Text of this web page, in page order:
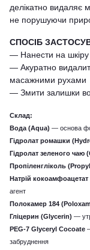
делікатно видаляє
не порушуючи
СПОСІБ
— Нанести на шкіру
— Акуратно
масажними рухами
— Змити залишки
Склад:
Вода (Aqua) — основа
Гідролат ромашки
Гідролат зеленого чаю
Пропіленгліколь
Натрій
агент
Полокамер 184
Гліцерин (Glycerin) —
PEG‑7 Glyceryl Cocoate
забруднення